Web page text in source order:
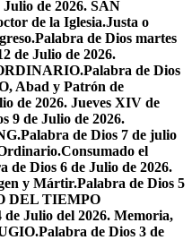
de 2026. SAN
de la Iglesia.Justa o
Palabra de Dios martes
de Julio de 2026.
Palabra de Dios
Abad y Patrón de
de 2026. Jueves XIV de
9 de Julio de 2026.
Palabra de Dios 7 de julio
Consumado el
de Dios 6 de Julio de 2026.
y Mártir.Palabra de Dios 5
DEL TIEMPO
de Julio del 2026. Memoria,
Palabra de Dios 3 de